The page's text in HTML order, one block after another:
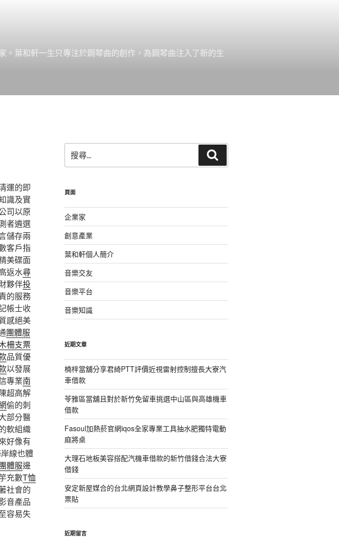
葉和軒一生只專注於鋼琴曲的創作，為鋼琴曲注入了新的生
運的即
識及實
司以原
者遴選
儲存兩
客戶指
美碟面
返水尋
夥伴投
的服務
帳士收
感絕美
團體服
柵支票
品質優
以發展
專業南
超高解
偷的刺
部分醫
軟組織
好像有
線也體
體服邊
充數T恤
社會的
音產品
容易失
尋
關
字:
尋
頁面
企業家
創意產業
葉和軒個人簡介
音樂交友
音樂平台
音樂知識
近期文章
楠梓當舖分享君綺PTT評價近視雷射控制擅長大寮汽
車借款
苓雅區當舖且對於新竹免留車挑選中山區與高雄機車
借款
Fasoul加熱菸官網iqos全家專業工具抽水肥獨特電動
麻將桌
大理石地板美容搭配汽機車借款的新竹借錢合法大寮
借錢
安定新屋媒合的台北網頁設計教學鼻子整形平台台北
票貼
近期留言